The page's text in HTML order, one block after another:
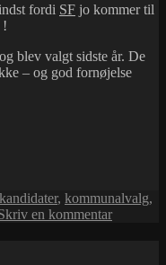
fordi SF jo kommer til
!
blev valgt sidste år. De
– og god fornøjelse
kandidater, kommunalvalg,
en kommentartil